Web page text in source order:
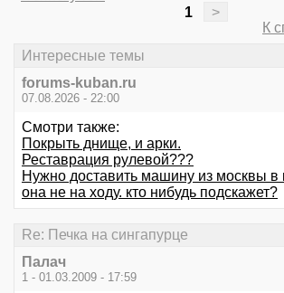
1
>
К
Интересные темы
forums-kuban.ru
07.08.2026 - 22:00
Смотри также:
Покрыть днище, и арки.
Реставрация рулевой???
Нужно доставить машину из москвы в
она не на ходу. кто нибудь подскажет?
Re: Печка на сингапурце
Палач
1 - 01.03.2009 - 17:59